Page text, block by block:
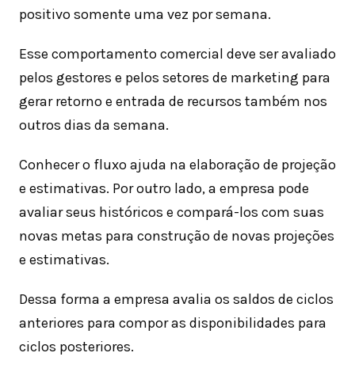
positivo somente uma vez por semana.
Esse comportamento comercial deve ser avaliado
pelos gestores e pelos setores de marketing para
gerar retorno e entrada de recursos também nos
outros dias da semana.
Conhecer o fluxo ajuda na elaboração de projeção
e estimativas. Por outro lado, a empresa pode
avaliar seus históricos e compará-los com suas
novas metas para construção de novas projeções
e estimativas.
Dessa forma a empresa avalia os saldos de ciclos
anteriores para compor as disponibilidades para
ciclos posteriores.